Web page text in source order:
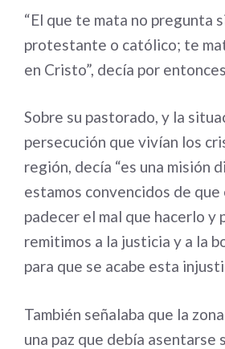
“El que te mata no pregunta
protestante o católico; te
en Cristo”, decía por
Sobre su pastorado, y la
persecución que vivían los
región, decía “es una misión
estamos convencidos de que
padecer el mal que hacerlo y
remitimos a la justicia y a la
para que se acabe esta
También señalaba que la
una paz que debía asentarse